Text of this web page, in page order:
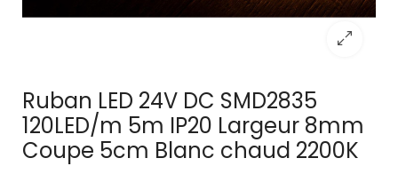
Ruban LED 24V DC SMD2835
120LED/m 5m IP20 Largeur 8mm
Coupe 5cm Blanc chaud 2200K